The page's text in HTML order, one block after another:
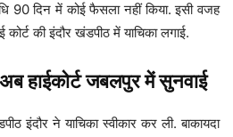
90 दिन में कोई फैसला नहीं किया. इसी वजह
कोर्ट की इंदौर खंडपीठ में याचिका लगाई.
हाईकोर्ट जबलपुर में सुनवाई
इंदौर ने याचिका स्वीकार कर ली. बाकायदा